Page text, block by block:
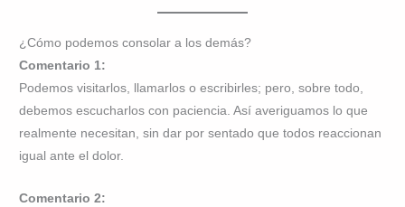
¿Cómo podemos consolar a los demás?
Comentario 1:
Podemos visitarlos, llamarlos o escribirles; pero, sobre todo,
debemos escucharlos con paciencia. Así averiguamos lo que
realmente necesitan, sin dar por sentado que todos reaccionan
igual ante el dolor.
Comentario 2: